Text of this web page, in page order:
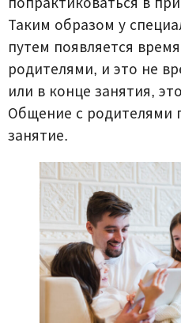
Таким образом у
путем появляется
родителями, и это не
или в конце занятия,
Общение с родителями
занятие.